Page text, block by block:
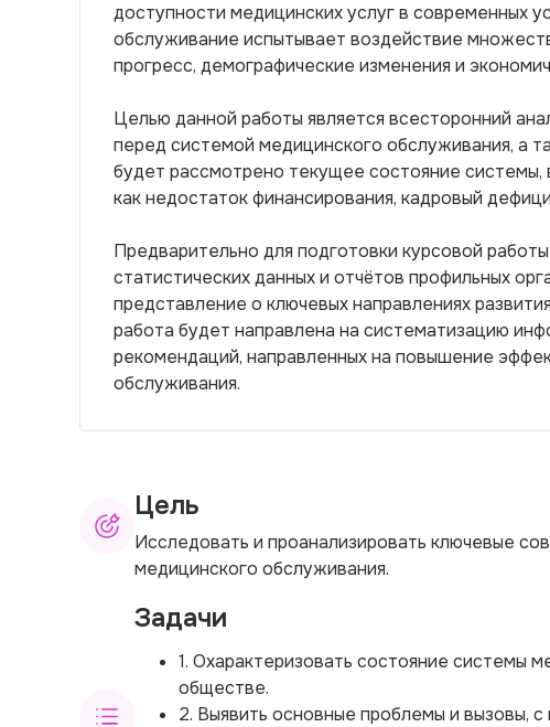
доступности медицинских услуг в современных
обслуживание испытывает воздействие
прогресс, демографические изменения и
Целью данной работы является всесторонний
перед системой медицинского обслуживания, а
будет рассмотрено текущее состояние системы,
как недостаток финансирования, кадровый
Предварительно для подготовки курсовой
статистических данных и отчётов профильных
представление о ключевых направлениях
работа будет направлена на систематизацию
рекомендаций, направленных на повышение
обслуживания.
Цель
Исследовать и проанализировать ключевые
медицинского обслуживания.
Задачи
1. Охарактеризовать состояние системы
обществе.
2. Выявить основные проблемы и вызовы,